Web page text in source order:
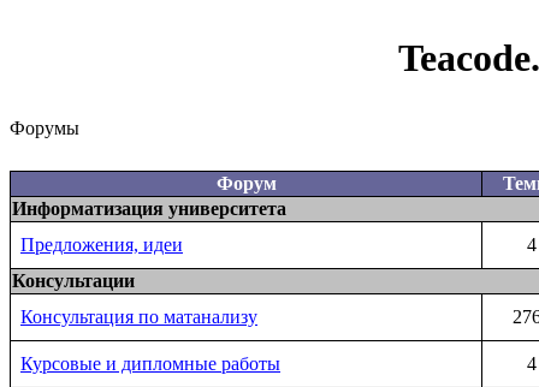
Форумы
Форум
Информатизация университета
Предложения, идеи
4
Консультации
Консультация по матанализу
Курсовые и дипломные работы
4